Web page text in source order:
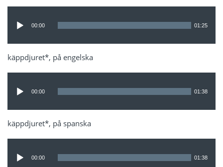
00:00 01:25
käppdjuret*, på engelska
00:00 01:38
käppdjuret*, på spanska
00:00 01:38